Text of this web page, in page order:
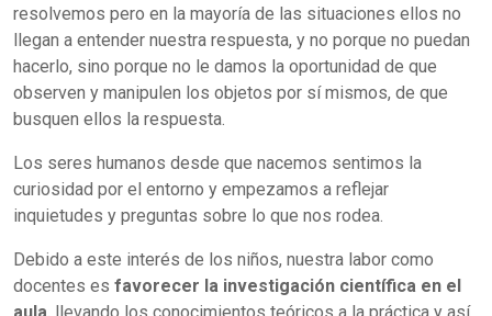
resolvemos pero en la mayoría de las situaciones ellos no
llegan a entender nuestra respuesta, y no porque no puedan
hacerlo, sino porque no le damos la oportunidad de que
observen y manipulen los objetos por sí mismos, de que
busquen ellos la respuesta.
Los seres humanos desde que nacemos sentimos la
curiosidad por el entorno y empezamos a reflejar
inquietudes y preguntas sobre lo que nos rodea.
Debido a este interés de los niños, nuestra labor como
docentes es favorecer la investigación científica en el